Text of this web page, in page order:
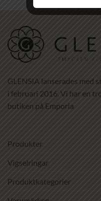
GLENSIA lanserades med
i februari 2016. Vi har en
butiken på Emporia
Produkter
Vigselringar
Produktkategorier